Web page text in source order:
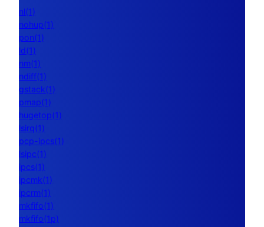
nl(1)
nohup(1)
pon(1)
ld(1)
nm(1)
ndiff(1)
gstack(1)
pmap(1)
hugetop(1)
lsirq(1)
pcp-ipcs(1)
lsipc(1)
ipcs(1)
ipcmk(1)
ipcrm(1)
mkfifo(1)
mkfifo(1p)